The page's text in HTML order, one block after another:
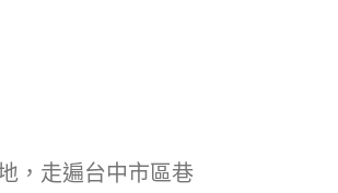
，走遍台中市區巷